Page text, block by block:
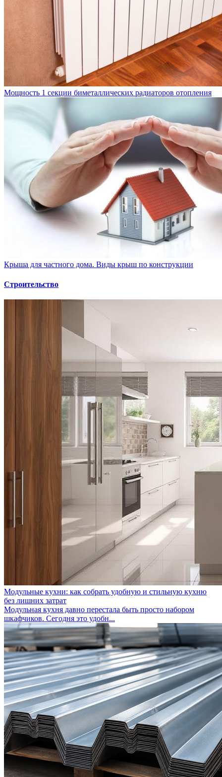
Мощность 1 секции биметаллических радиаторов отопления
Крыша для частного дома. Виды крыш по конструкции
Строительство
Модульные кухни: как собрать удобную и стильную кухню
без лишних затрат
Модульная кухня давно перестала быть просто набором
шкафчиков. Сегодня это удобн...